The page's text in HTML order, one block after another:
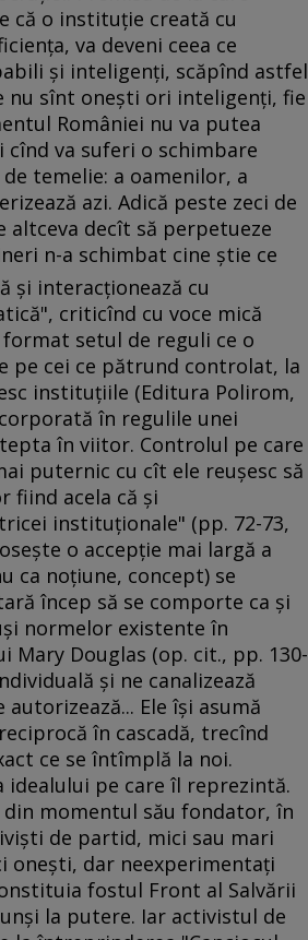
că o instituţie creată cu
va deveni ceea ce
şi inteligenţi, scăpînd astfel
nu sînt oneşti ori inteligenţi, fie
României nu va putea
va suferi o schimbare
temelie: a oamenilor, a
azi. Adică peste zeci de
altceva decît să perpetueze
n-a schimbat cine ştie ce
şi interacţionează cu
criticînd cu voce mică
setul de reguli ce o
pe cei ce pătrund controlat, la
instituţiile (Editura Polirom,
în regulile unei
în viitor. Controlul pe care
puternic cu cît ele reuşesc să
fiind acela că şi
instituţionale" (pp. 72-73,
o accepţie mai largă a
ca noţiune, concept) se
încep să se comporte ca şi
normelor existente în
Mary Douglas (op. cit., pp. 130-
şi ne canalizează
Ele îşi asumă
în cascadă, trecînd
ce se întîmplă la noi.
idealului pe care îl reprezintă.
din momentul său fondator, în
de partid, mici sau mari
dar neexperimentaţi
fostul Front al Salvării
la putere. Iar activistul de